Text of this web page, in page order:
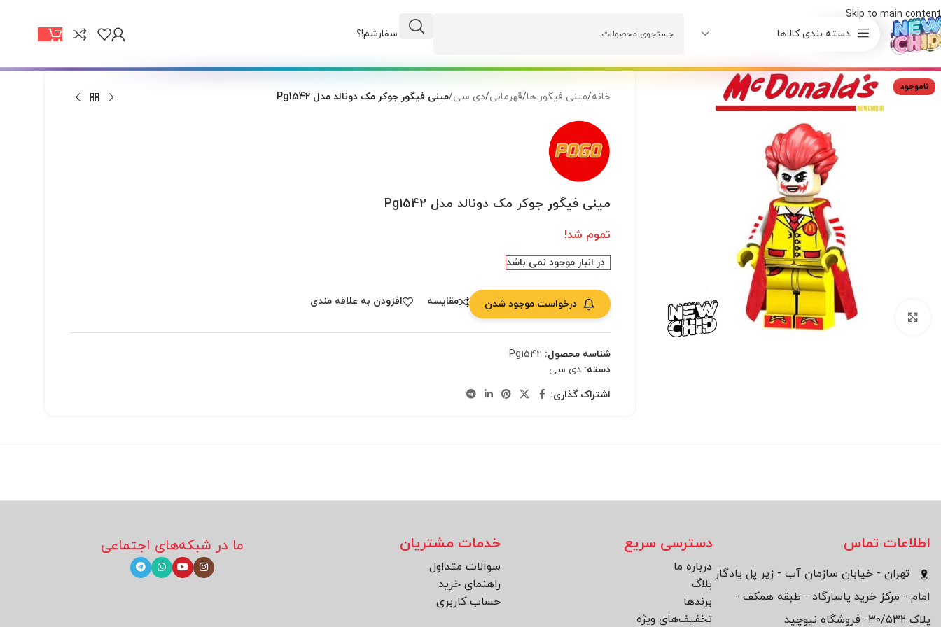
Skip to main content
دسته بندی کالاها
وضعیت سفارشم!؟
ناموجود
بزرگنمایی تصویر
خانه/مینی فیگور ها/قهرمانی/دی سی/مینی فیگور جوکر مک دونالد مدل Pg1542
مینی فیگور جوکر مک دونالد مدل Pg1542
تموم شد!
در انبار موجود نمی باشد
درخواست موجود شدن مقایسه افزودن به علاقه مندی
شناسه محصول: Pg1542
دسته: دی سی
اشتراک گذاری:
اطلاعات تماس
تهران - خیابان سازمان آب - زیر پل یادگار
امام - مرکز خرید پاسارگاد - طبقه همکف -
پلاک ۳۰/۵۳۲- فروشگاه نیوچید
دسترسی سریع
درباره ما
بلاگ
برند‌ها
تخفیف‌های ویژه
خدمات مشتریان
سوالات متداول
راهنمای خرید
حساب کاربری
ما در شبکه‌های اجتماعی